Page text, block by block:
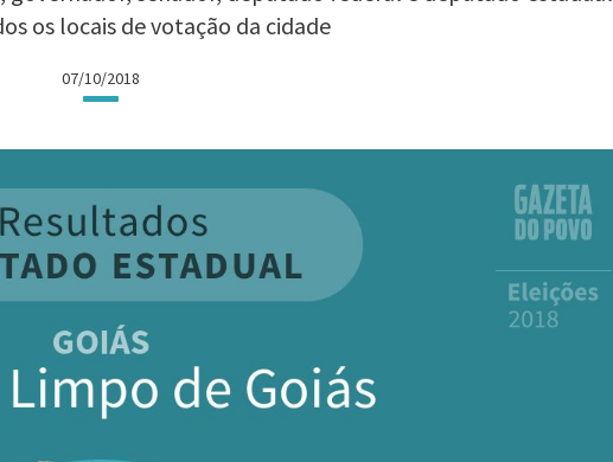
os locais de votação da cidade
07/10/2018